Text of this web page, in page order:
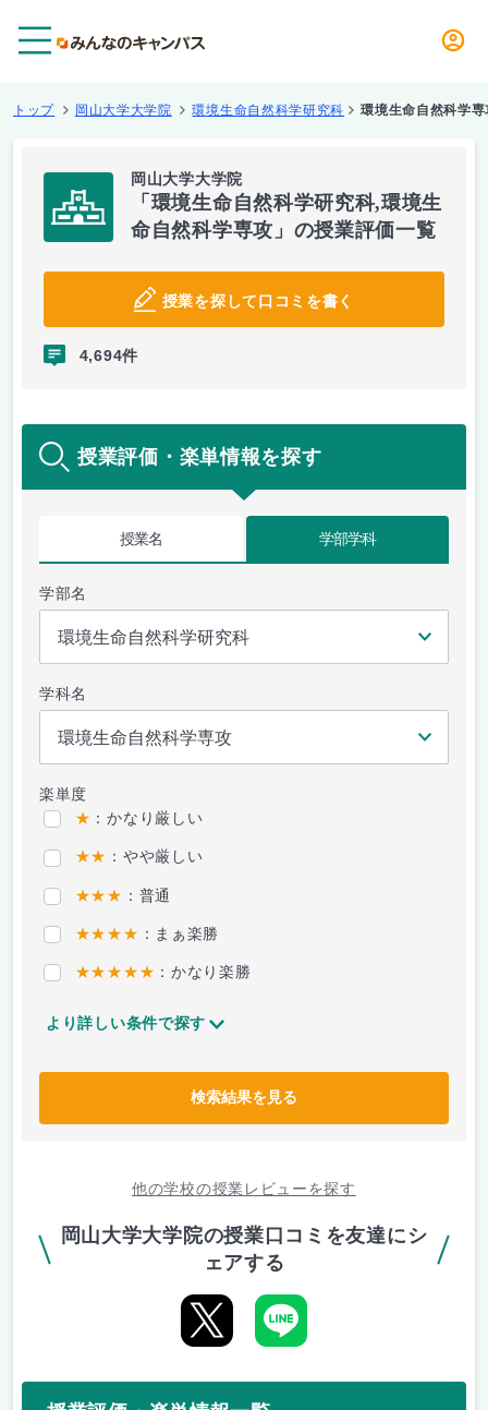
トップ 岡山大学大学院 環境生命自然科学研究科 環境生命自然科学専
岡山大学大学院
「環境生命自然科学研究科,環境生
命自然科学専攻」の授業評価一覧
授業を探して口コミを書く
4,694件
授業評価・楽単情報を探す
授業名 学部学科
学部名
学科名
楽単度
★ ：かなり厳しい
★★ ：やや厳しい
★★★ ：普通
★★★★ ：まぁ楽勝
★★★★★ ：かなり楽勝
より詳しい条件で探す
検索結果を見る
他の学校の授業レビューを探す
岡山大学大学院の授業口コミを友達にシ
ェアする